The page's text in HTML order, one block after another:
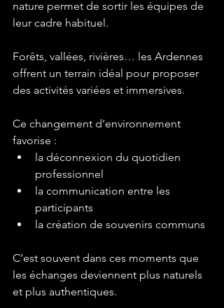
nature permet de sortir les équipes de
leur cadre habituel.
Forêts, vallées, rivières… les Ardennes
offrent un terrain idéal pour proposer
des activités variées et immersives.
Ce changement d’environnement
favorise :
la déconnexion du quotidien
professionnel
la communication entre les
participants
la création de souvenirs communs
C’est souvent dans ces moments que
les échanges deviennent plus naturels
et plus authentiques.